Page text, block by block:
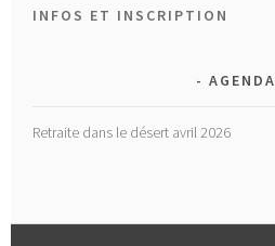
INFOS ET INSCRIPTION
AGENDA
Retraite dans le désert avril 2026